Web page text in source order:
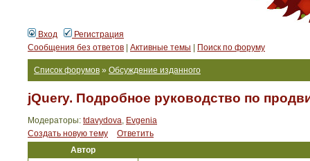
Вход
Регистрация
Сообщения без ответов
Активные темы Поиск по форуму
Список форумов » Обсуждение изданного
jQuery. Подробное руководство по
Модераторы: tdavydova, Evgenia
Создать новую тему
Ответить
Автор